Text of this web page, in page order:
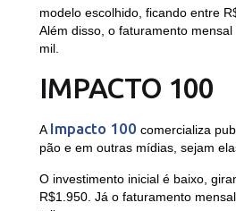
modelo escolhido, ficando entre
Além disso, o faturamento
mil.
IMPACTO 100
A Impacto 100 comercializa
pão e em outras mídias, sejam
O investimento inicial é baixo,
R$1.950. Já o faturamento